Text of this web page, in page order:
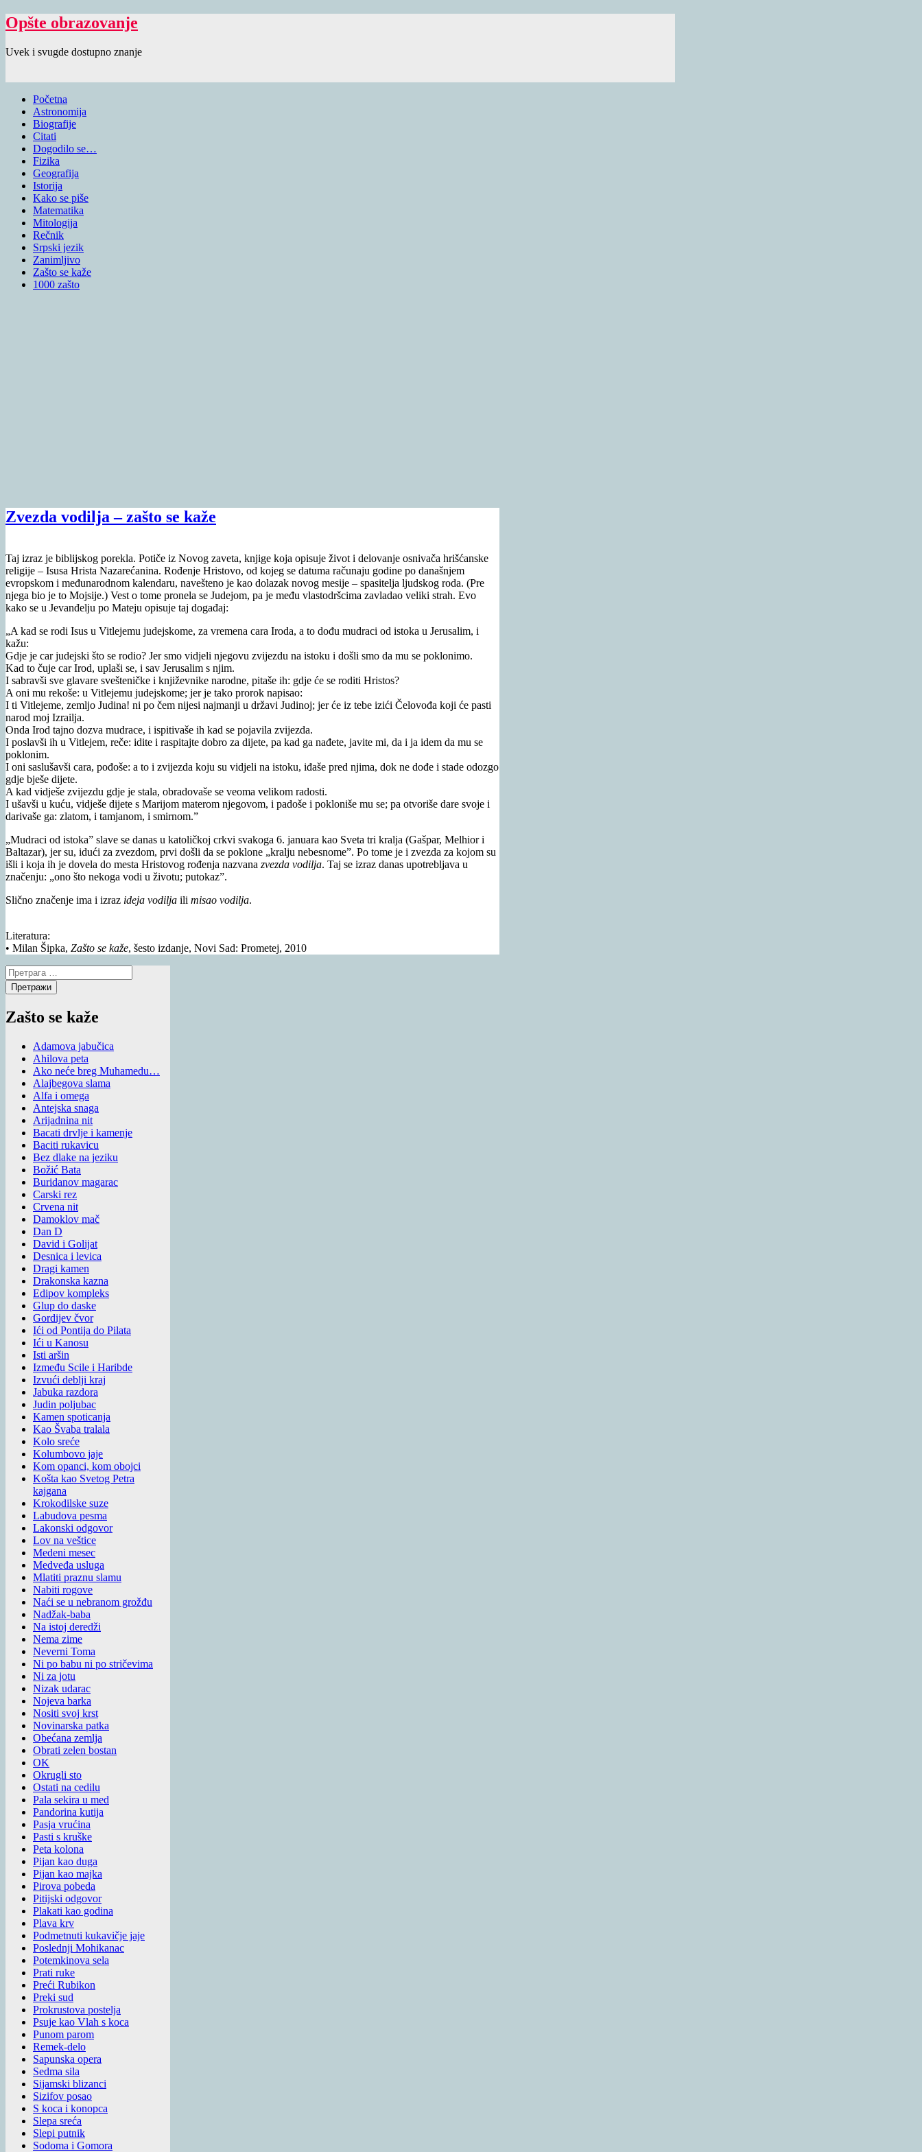
Opšte obrazovanje
Uvek i svugde dostupno znanje
Početna
Astronomija
Biografije
Citati
Dogodilo se…
Fizika
Geografija
Istorija
Kako se piše
Matematika
Mitologija
Rečnik
Srpski jezik
Zanimljivo
Zašto se kaže
1000 zašto
Zvezda vodilja – zašto se kaže
Taj izraz je biblijskog porekla. Potiče iz Novog zaveta, knjige koja opisuje život i delovanje osnivača hrišćanske
religije – Isusa Hrista Nazarećanina. Rođenje Hristovo, od kojeg se datuma računaju godine po današnjem
evropskom i međunarodnom kalendaru, navešteno je kao dolazak novog mesije – spasitelja ljudskog roda. (Pre
njega bio je to Mojsije.) Vest o tome pronela se Judejom, pa je među vlastodršcima zavladao veliki strah. Evo
kako se u Jevanđelju po Mateju opisuje taj događaj:
„A kad se rodi Isus u Vitlejemu judejskome, za vremena cara Iroda, a to dođu mudraci od istoka u Jerusalim, i
kažu:
Gdje je car judejski što se rodio? Jer smo vidjeli njegovu zvijezdu na istoku i došli smo da mu se poklonimo.
Kad to čuje car Irod, uplaši se, i sav Jerusalim s njim.
I sabravši sve glavare svešteničke i književnike narodne, pitaše ih: gdje će se roditi Hristos?
A oni mu rekoše: u Vitlejemu judejskome; jer je tako prorok napisao:
I ti Vitlejeme, zemljo Judina! ni po čem nijesi najmanji u državi Judinoj; jer će iz tebe izići Čelovođa koji će pasti
narod moj Izrailja.
Onda Irod tajno dozva mudrace, i ispitivaše ih kad se pojavila zvijezda.
I poslavši ih u Vitlejem, reče: idite i raspitajte dobro za dijete, pa kad ga nađete, javite mi, da i ja idem da mu se
poklonim.
I oni saslušavši cara, pođoše: a to i zvijezda koju su vidjeli na istoku, iđaše pred njima, dok ne dođe i stade odozgo
gdje bješe dijete.
A kad vidješe zvijezdu gdje je stala, obradovaše se veoma velikom radosti.
I ušavši u kuću, vidješe dijete s Marijom materom njegovom, i padoše i pokloniše mu se; pa otvoriše dare svoje i
darivaše ga: zlatom, i tamjanom, i smirnom.”
„Mudraci od istoka” slave se danas u katoličkoj crkvi svakoga 6. januara kao Sveta tri kralja (Gašpar, Melhior i
Baltazar), jer su, idući za zvezdom, prvi došli da se poklone „kralju nebesnome”. Po tome je i zvezda za kojom su
išli i koja ih je dovela do mesta Hristovog rođenja nazvana zvezda vodilja. Taj se izraz danas upotrebljava u
značenju: „ono što nekoga vodi u životu; putokaz”.
Slično značenje ima i izraz ideja vodilja ili misao vodilja.
Literatura:
• Milan Šipka, Zašto se kaže, šesto izdanje, Novi Sad: Prometej, 2010
Претрага
за:
Zašto se kaže
Adamova jabučica
Ahilova peta
Ako neće breg Muhamedu…
Alajbegova slama
Alfa i omega
Antejska snaga
Arijadnina nit
Bacati drvlje i kamenje
Baciti rukavicu
Bez dlake na jeziku
Božić Bata
Buridanov magarac
Carski rez
Crvena nit
Damoklov mač
Dan D
David i Golijat
Desnica i levica
Dragi kamen
Drakonska kazna
Edipov kompleks
Glup do daske
Gordijev čvor
Ići od Pontija do Pilata
Ići u Kanosu
Isti aršin
Između Scile i Haribde
Izvući deblji kraj
Jabuka razdora
Judin poljubac
Kamen spoticanja
Kao Švaba tralala
Kolo sreće
Kolumbovo jaje
Kom opanci, kom obojci
Košta kao Svetog Petra
kajgana
Krokodilske suze
Labudova pesma
Lakonski odgovor
Lov na veštice
Medeni mesec
Medveđa usluga
Mlatiti praznu slamu
Nabiti rogove
Naći se u nebranom grožđu
Nadžak-baba
Na istoj deredži
Nema zime
Neverni Toma
Ni po babu ni po stričevima
Ni za jotu
Nizak udarac
Nojeva barka
Nositi svoj krst
Novinarska patka
Obećana zemlja
Obrati zelen bostan
OK
Okrugli sto
Ostati na cedilu
Pala sekira u med
Pandorina kutija
Pasja vrućina
Pasti s kruške
Peta kolona
Pijan kao duga
Pijan kao majka
Pirova pobeda
Pitijski odgovor
Plakati kao godina
Plava krv
Podmetnuti kukavičje jaje
Poslednji Mohikanac
Potemkinova sela
Prati ruke
Preći Rubikon
Preki sud
Prokrustova postelja
Psuje kao Vlah s koca
Punom parom
Remek-delo
Sapunska opera
Sedma sila
Sijamski blizanci
Sizifov posao
S koca i konopca
Slepa sreća
Slepi putnik
Sodoma i Gomora